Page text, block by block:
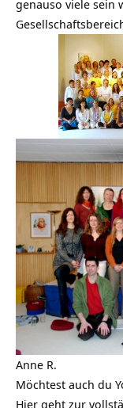
genauso viele sein
Anne R.
Möchtest auch du
Hier geht zur